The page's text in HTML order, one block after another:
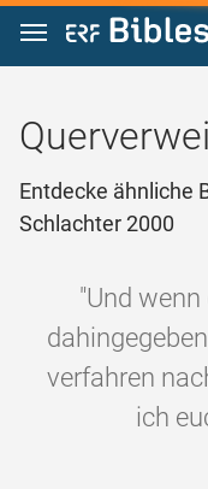
Zum Inhalt springen
Entdecke ähnliche
Schlachter 2000
"Und wenn
verfahren
ich